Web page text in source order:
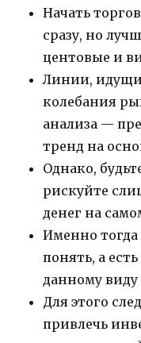
Начать
сразу, но
центовые и
Линии,
колебания
анализа —
тренд на
Однако,
рискуйте
денег на
Именно тогда
понять, а
данному виду
Для этого
привлечь